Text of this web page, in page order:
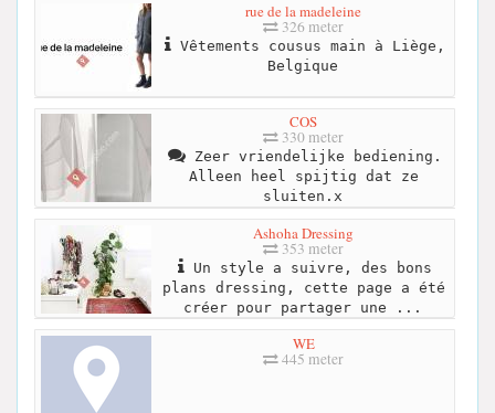
rue de la madeleine
326 meter
Vêtements cousus main à Liège,
Belgique
COS
330 meter
Zeer vriendelijke bediening.
Alleen heel spijtig dat ze
sluiten.x
Ashoha Dressing
353 meter
Un style a suivre, des bons
plans dressing, cette page a été
créer pour partager une ...
WE
445 meter